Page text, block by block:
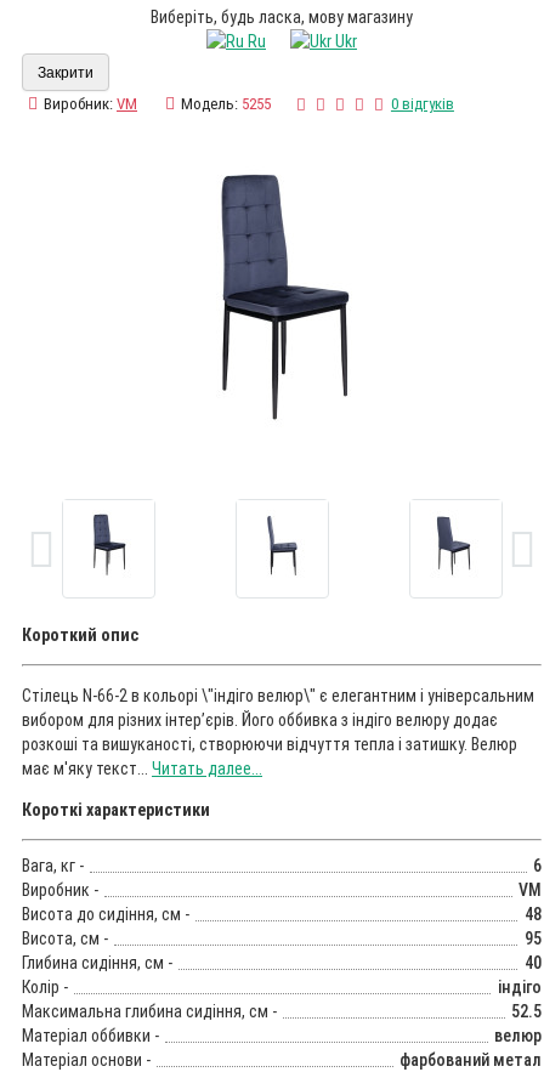
Виберіть, будь ласка, мову магазину
Ru
Ukr
Закрити
Виробник: VM Модель: 5255 0 відгуків
Короткий опис
Стілець N-66-2 в кольорі \"індіго велюр\" є елегантним і універсальним
вибором для різних інтер’єрів. Його оббивка з індіго велюру додає
розкоші та вишуканості, створюючи відчуття тепла і затишку. Велюр
має м'яку текст... Читать далее...
Короткі характеристики
Вага, кг -
6
Виробник -
VM
Висота до сидіння, см -
48
Висота, см -
95
Глибина сидіння, см -
40
Колір -
індіго
Максимальна глибина сидіння, см -
52.5
Матеріал оббивки -
велюр
Матеріал основи -
фарбований метал